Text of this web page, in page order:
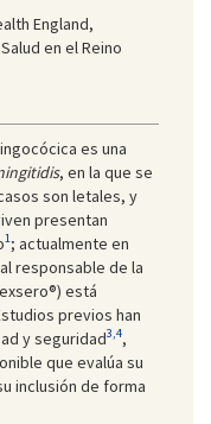
England,
en el Reino
es una
, en la que se
son letales, y
presentan
1; actualmente en
responsable de la
está
previos han
y seguridad3,4,
que evalúa su
inclusión de forma